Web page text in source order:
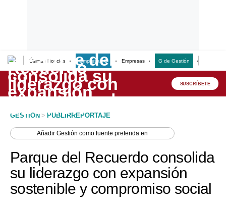
Últimas Noticias Empresas G Empresas G de Gestión
Lo último
Peru Quiosco
Economía
Mercados
SUSCRÍBETE
GESTION > PUBLIRREPORTAJE
AñadirGestión como fuente preferida en
Parque del Recuerdo consolida
su liderazgo con expansión
sostenible y compromiso social